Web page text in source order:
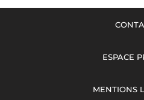
ESPACE
MENTIONS